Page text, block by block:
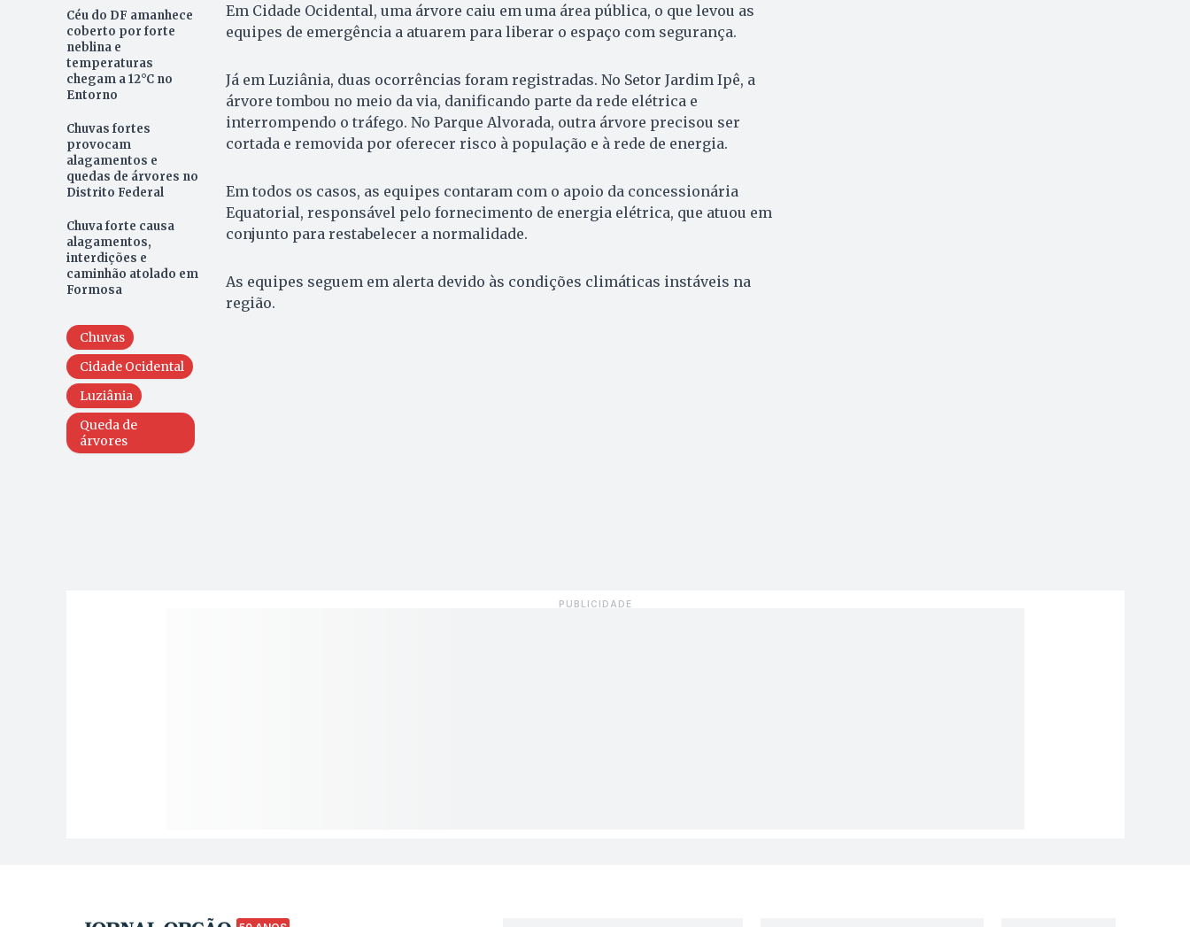
Céu do DF amanhece
coberto por forte
neblina e
temperaturas
chegam a 12°C no
Entorno
Chuvas fortes
provocam
alagamentos e
quedas de árvores no
Distrito Federal
Chuva forte causa
alagamentos,
interdições e
caminhão atolado em
Formosa
Chuvas
Cidade Ocidental
Luziânia
Queda de
árvores
Em Cidade Ocidental, uma árvore caiu em uma área pública, o que levou as
equipes de emergência a atuarem para liberar o espaço com segurança.
Já em Luziânia, duas ocorrências foram registradas. No Setor Jardim Ipê, a
árvore tombou no meio da via, danificando parte da rede elétrica e
interrompendo o tráfego. No Parque Alvorada, outra árvore precisou ser
cortada e removida por oferecer risco à população e à rede de energia.
Em todos os casos, as equipes contaram com o apoio da concessionária
Equatorial, responsável pelo fornecimento de energia elétrica, que atuou em
conjunto para restabelecer a normalidade.
As equipes seguem em alerta devido às condições climáticas instáveis na
região.